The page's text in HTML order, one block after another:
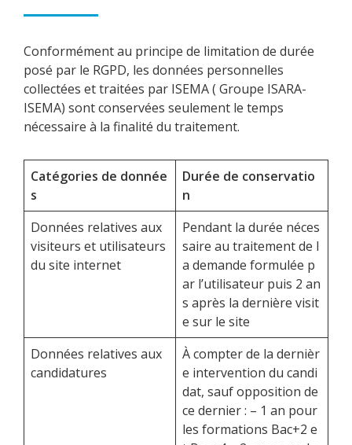
Conformément au principe de limitation de durée
posé par le RGPD, les données personnelles
collectées et traitées par ISEMA ( Groupe ISARA-
ISEMA) sont conservées seulement le temps
nécessaire à la finalité du traitement.
Catégories de donnée
s
Durée de conservatio
n
Données relatives aux
visiteurs et utilisateurs
du site internet
Pendant la durée néces
saire au traitement de l
a demande formulée p
ar l’utilisateur puis 2 an
s après la dernière visit
e sur le site
Données relatives aux
candidatures
À compter de la dernièr
e intervention du candi
dat, sauf opposition de
ce dernier : – 1 an pour
les formations Bac+2 e